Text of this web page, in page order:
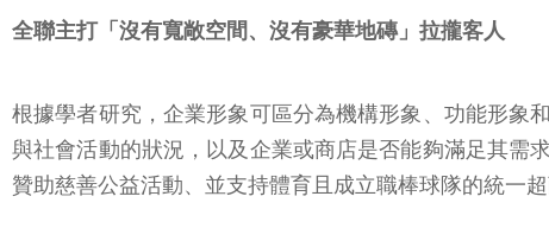
全聯主打「沒有寬敞空間、沒有豪華地磚」拉攏客人
根據學者研究，企業形象可區分為機構形象、功能形象
與社會活動的狀況，以及企業或商店是否能夠滿足其需
贊助慈善公益活動、並支持體育且成立職棒球隊的統一